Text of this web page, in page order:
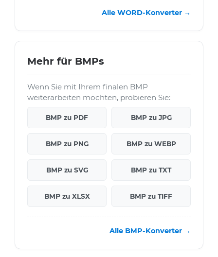
Alle WORD-Konverter →
Mehr für BMPs
Wenn Sie mit Ihrem finalen BMP
weiterarbeiten möchten, probieren Sie:
BMP zu PDF BMP zu JPG
BMP zu PNG BMP zu WEBP
BMP zu SVG BMP zu TXT
BMP zu XLSX BMP zu TIFF
Alle BMP-Konverter →